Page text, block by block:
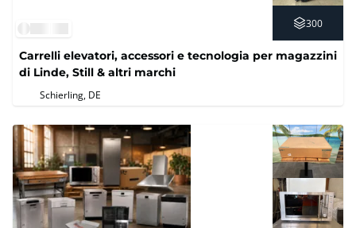
300
Carrelli elevatori, accessori e tecnologia per magazzini
di Linde, Still & altri marchi
Schierling, DE